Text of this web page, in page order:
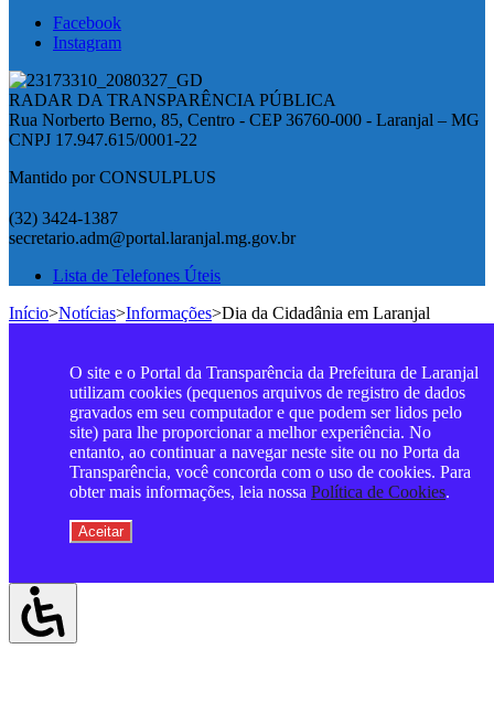
Facebook
Instagram
RADAR DA TRANSPARÊNCIA PÚBLICA
Rua Norberto Berno, 85, Centro - CEP 36760-000 - Laranjal – MG
CNPJ 17.947.615/0001-22
Mantido por CONSULPLUS
(32) 3424-1387
secretario.adm@portal.laranjal.mg.gov.br
Lista de Telefones Úteis
Início>Notícias>Informações>Dia da Cidadânia em Laranjal
O site e o Portal da Transparência da Prefeitura de Laranjal
utilizam cookies (pequenos arquivos de registro de dados
gravados em seu computador e que podem ser lidos pelo
site) para lhe proporcionar a melhor experiência. No
entanto, ao continuar a navegar neste site ou no Porta da
Transparência, você concorda com o uso de cookies. Para
obter mais informações, leia nossa Política de Cookies.
Aceitar